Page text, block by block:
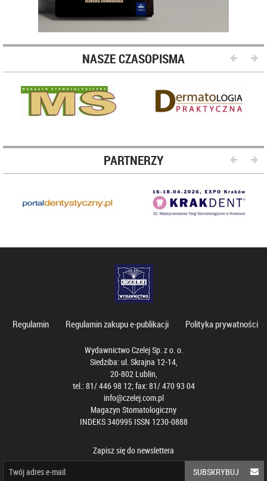
NASZE CZASOPISMA
PARTNERZY
Regulamin Regulamin zakupu e-publikacji Polityka prywatności
Wydawnictwo Czelej Sp. z o. o.
Siedziba: ul. Skrajna 12-14,
20-802 Lublin,
tel.: 81/ 446 98 12; fax: 81/ 470 93 04
info@czelej.com.pl
Magazyn Stomatologiczny
INDEKS 340995 ISSN 1230-0888
Zapisz się do newslettera
SUBSKRYBUJ